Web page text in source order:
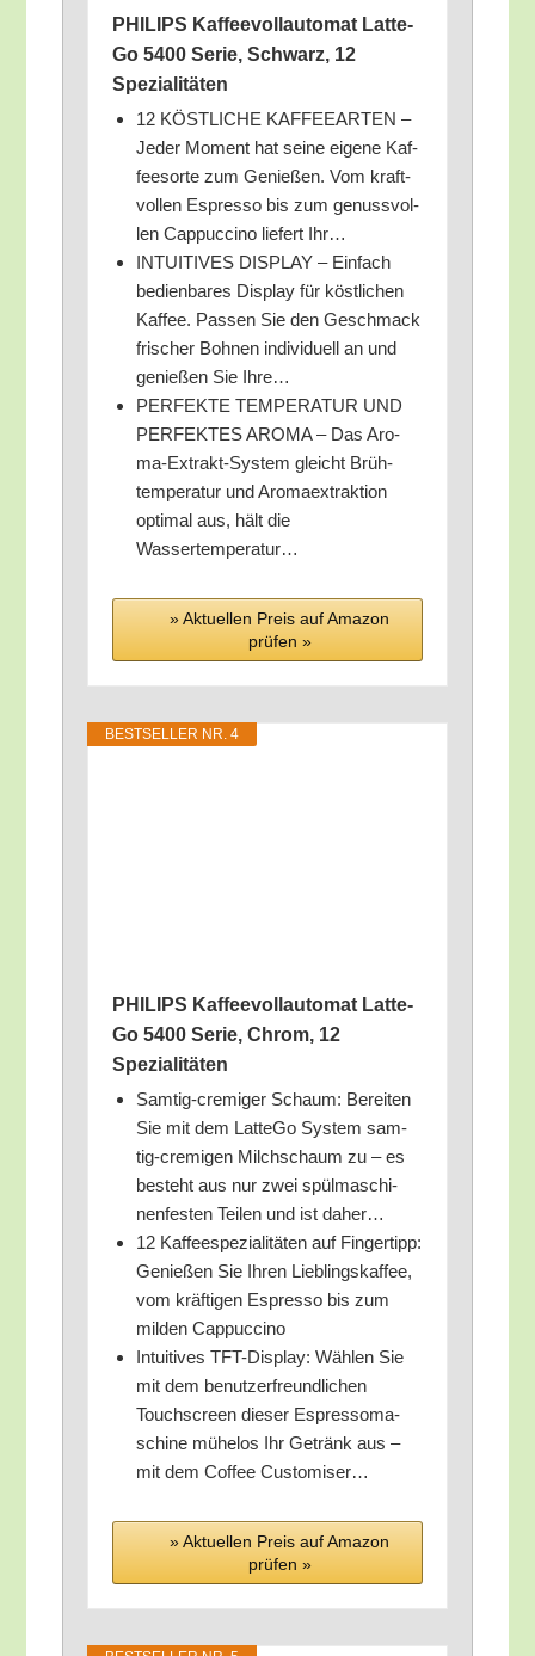
PHILIPS Kaf­fee­voll­au­to­mat Lat­te­
Go 5400 Serie, Schwarz, 12
Spezialitäten
12 KÖSTLICHE KAFFEEARTEN –
Jeder Moment hat sei­ne eige­ne Kaf­
fee­sor­te zum Genie­ßen. Vom kraft­
vol­len Espres­so bis zum genuss­vol­
len Cap­puc­ci­no lie­fert Ihr…
INTUITIVES DISPLAY – Ein­fach
bedien­ba­res Dis­play für köst­li­chen
Kaf­fee. Pas­sen Sie den Geschmack
fri­scher Boh­nen indi­vi­du­ell an und
genie­ßen Sie Ihre…
PERFEKTE TEMPERATUR UND
PERFEKTES AROMA – Das Aro­
ma-Extrakt-Sys­tem gleicht Brüh­
tem­pe­ra­tur und Aro­ma­ex­trak­ti­on
opti­mal aus, hält die
Wassertemperatur…
» Aktu­el­len Preis auf Ama­zon
prü­fen »
BEST­SEL­LER NR. 4
PHILIPS Kaf­fee­voll­au­to­mat Lat­te­
Go 5400 Serie, Chrom, 12
Spezialitäten
Sam­tig-cre­mi­ger Schaum: Berei­ten
Sie mit dem Lat­te­Go Sys­tem sam­
tig-cre­mi­gen Milch­schaum zu – es
besteht aus nur zwei spül­ma­schi­
nen­fes­ten Tei­len und ist daher…
12 Kaf­fee­spe­zia­li­tä­ten auf Fin­ger­tipp:
Genie­ßen Sie Ihren Lieb­lings­kaf­fee,
vom kräf­ti­gen Espres­so bis zum
mil­den Cappuccino
Intui­ti­ves TFT-Dis­play: Wäh­len Sie
mit dem benut­zer­freund­li­chen
Touch­screen die­ser Espres­so­ma­
schi­ne mühe­los Ihr Getränk aus –
mit dem Cof­fee Customiser…
» Aktu­el­len Preis auf Ama­zon
prü­fen »